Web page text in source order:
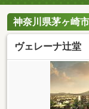
神奈川県茅ヶ崎
ヴェレーナ辻堂